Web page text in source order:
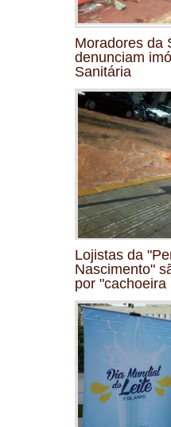
Moradores da
denunciam
Sanitária
Lojistas da
Nascimento"
por "cachoeira